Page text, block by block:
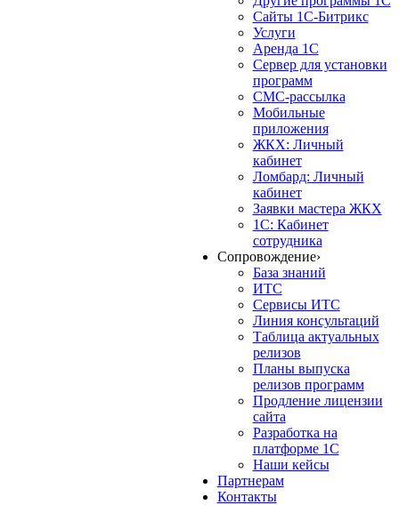
Сайты 1С-Битрикс
Услуги
Аренда 1С
Сервер для установки
программ
СМС-рассылка
Мобильные
приложения
ЖКХ: Личный
кабинет
Ломбард: Личный
кабинет
Заявки мастера ЖКХ
1С: Кабинет
сотрудника
Сопровождение›
База знаний
ИТС
Сервисы ИТС
Линия консультаций
Таблица актуальных
релизов
Планы выпуска
релизов программ
Продление лицензии
сайта
Разработка на
платформе 1С
Наши кейсы
Партнерам
Контакты